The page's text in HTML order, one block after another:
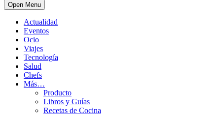
Open Menu
Actualidad
Eventos
Ocio
Viajes
Tecnología
Salud
Chefs
Más…
Producto
Libros y Guías
Recetas de Cocina